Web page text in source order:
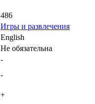
486
Игры и развлечения
English
Не обязательна
-
-
+